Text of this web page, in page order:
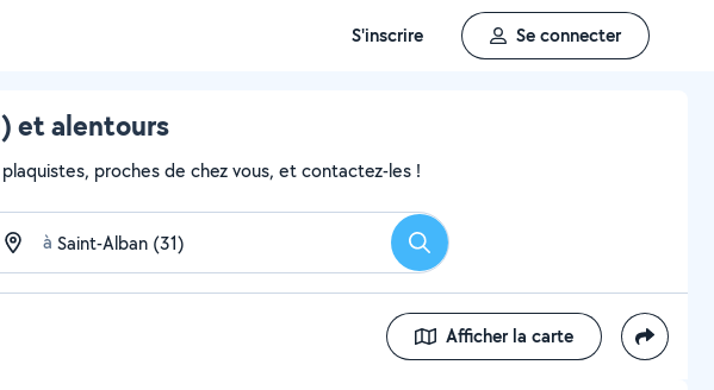
S'inscrire Se connecter
et alentours
proches de chez vous, et contactez-les !
à Rechercher
Afficher la carte